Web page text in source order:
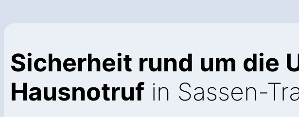
Sicherheit rund um die
Hausnotruf in Sassen-